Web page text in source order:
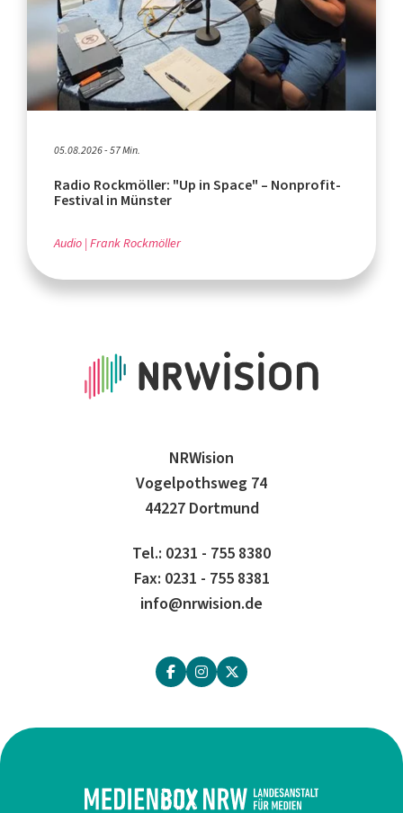
05.08.2026 - 57 Min.
Radio Rockmöller: "Up in Space" – Nonprofit-
Festival in Münster
Audio Frank Rockmöller
NRWision
Vogelpothsweg 74
44227 Dortmund
Tel.: 0231 - 755 8380
Fax: 0231 - 755 8381
info@nrwision.de